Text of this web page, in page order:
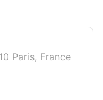
Paris, France